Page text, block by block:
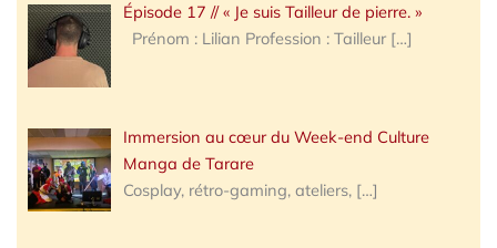
Épisode 17 // « Je suis Tailleur de pierre. »
Prénom : Lilian Profession : Tailleur […]
Immersion au cœur du Week-end Culture
Manga de Tarare
Cosplay, rétro-gaming, ateliers, […]